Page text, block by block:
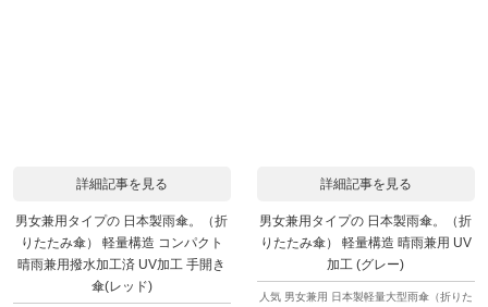
詳細記事を見る
男女兼用タイプの 日本製雨傘。（折
りたたみ傘） 軽量構造 コンパクト
晴雨兼用撥水加工済 UV加工 手開き
傘(レッド)
詳細記事を見る
男女兼用タイプの 日本製雨傘。（折
りたたみ傘） 軽量構造 晴雨兼用 UV
加工 (グレー)
人気 男女兼用 日本製軽量大型雨傘（折りた